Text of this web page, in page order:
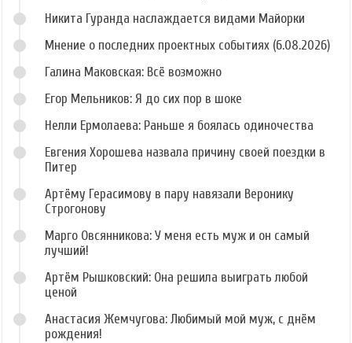
Никита Гуранда наслаждается видами Майорки
Мнение о последних проектных событиях (6.08.2026)
Галина Маковская: Всё возможно
Егор Мельников: Я до сих пор в шоке
Нелли Ермолаева: Раньше я боялась одиночества
Евгения Хорошева назвала причину своей поездки в
Питер
Артёму Герасимову в пару навязали Веронику
Строгонову
Марго Овсянникова: У меня есть муж и он самый
лучший!
Артём Рышковский: Она решила выиграть любой
ценой
Анастасия Жемчугова: Любимый мой муж, с днём
рождения!